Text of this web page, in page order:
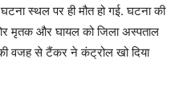
स्थल पर ही मौत हो गई. घटना की
मृतक और घायल को जिला अस्पताल
वजह से टैंकर ने कंट्रोल खो दिया